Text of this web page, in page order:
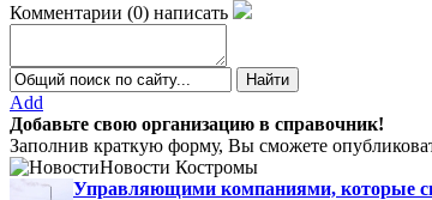
Комментарии (0) написать
Add
Добавьте свою организацию в справочник!
Заполнив краткую форму, Вы сможете
Новости Костромы
Управляющими компаниями, которые